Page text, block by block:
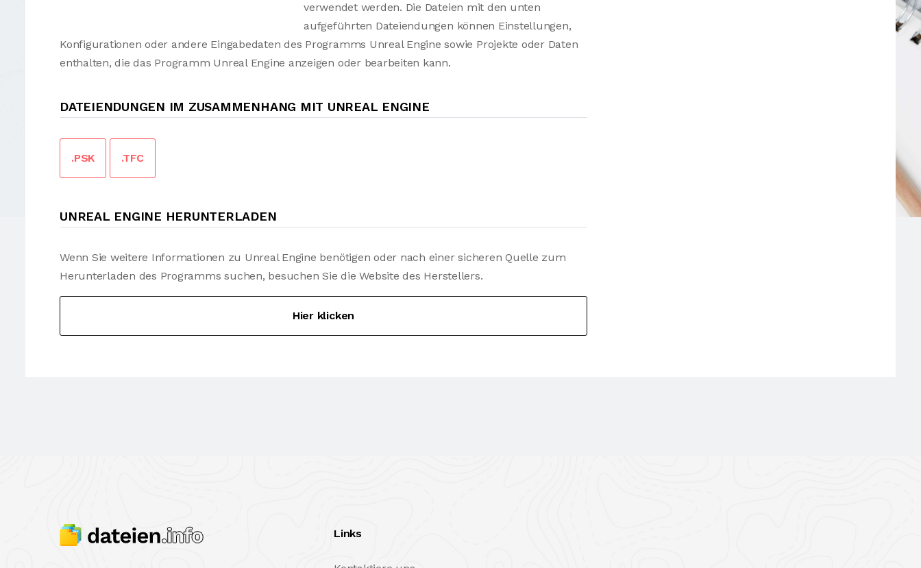
verwendet werden. Die Dateien mit den unten
aufgeführten Dateiendungen können Einstellungen,
Konfigurationen oder andere Eingabedaten des Programms Unreal Engine sowie Projekte oder Daten
enthalten, die das Programm Unreal Engine anzeigen oder bearbeiten kann.
DATEIENDUNGEN IM ZUSAMMENHANG MIT UNREAL ENGINE
.PSK .TFC
UNREAL ENGINE HERUNTERLADEN
Wenn Sie weitere Informationen zu Unreal Engine benötigen oder nach einer sicheren Quelle zum
Herunterladen des Programms suchen, besuchen Sie die Website des Herstellers.
Hier klicken
Links